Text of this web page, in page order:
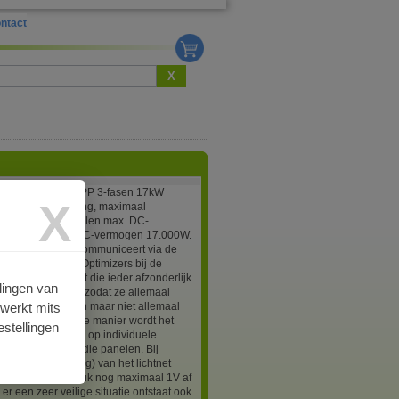
X
X
van
mits
SE17K-3PH-APP 3-fasen 17kW
voor teruglevering, maximaal
98,0% aanbevolen max. DC-
18.700W, Max AC-vermogen 17.000W.
omvormer communiceert via de
met alle Optimizers bij de
zorgt ervoor dat die ieder afzonderlijk
ingesteld zodat ze allemaal
(A) leveren maar niet allemaal
spanning. Op deze manier wordt het
van schaduw op individuele
tot alleen die panelen. Bij
(of afschakeling) van het lichtnet
optimizers per stuk nog maximaal 1V af
een zeer veilige situatie ontstaat ook